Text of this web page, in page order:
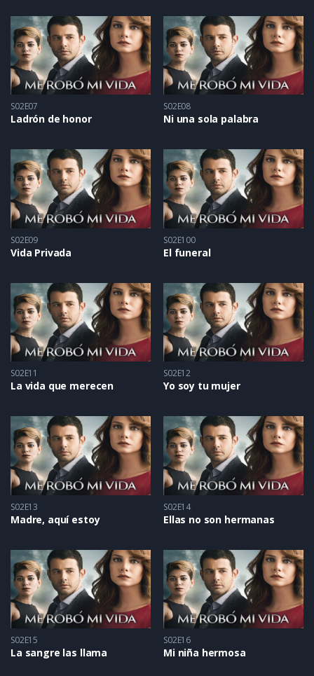
S02E07
Ladrón de honor
S02E08
Ni una sola palabra
S02E09
Vida Privada
S02E100
El funeral
S02E11
La vida que merecen
S02E12
Yo soy tu mujer
S02E13
Madre, aquí estoy
S02E14
Ellas no son hermanas
S02E15
La sangre las llama
S02E16
Mi niña hermosa